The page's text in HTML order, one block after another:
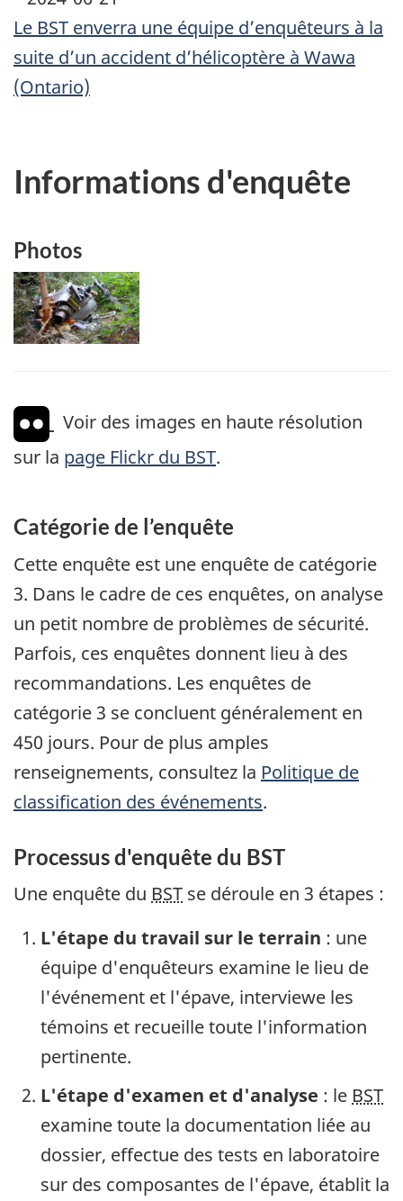
Le BST enverra une équipe d’enquêteurs à la
suite d’un accident d’hélicoptère à Wawa
(Ontario)
Informations d'enquête
Photos
Voir des images en haute résolution
sur la page Flickr du BST.
Catégorie de l’enquête
Cette enquête est une enquête de catégorie
3. Dans le cadre de ces enquêtes, on analyse
un petit nombre de problèmes de sécurité.
Parfois, ces enquêtes donnent lieu à des
recommandations. Les enquêtes de
catégorie 3 se concluent généralement en
450 jours. Pour de plus amples
renseignements, consultez la Politique de
classification des événements.
Processus d'enquête du BST
Une enquête du BST se déroule en 3 étapes :
L'étape du travail sur le terrain : une
équipe d'enquêteurs examine le lieu de
l'événement et l'épave, interviewe les
témoins et recueille toute l'information
pertinente.
L'étape d'examen et d'analyse : le BST
examine toute la documentation liée au
dossier, effectue des tests en laboratoire
sur des composantes de l'épave, établit la